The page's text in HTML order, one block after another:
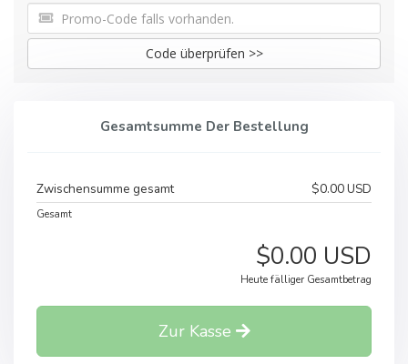
Code überprüfen >>
Gesamtsumme Der Bestellung
Zwischensumme gesamt $0.00 USD
Gesamt
$0.00 USD
Heute fälliger Gesamtbetrag
Zur Kasse